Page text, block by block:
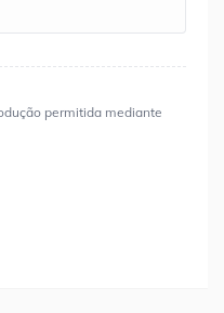
permitida mediante